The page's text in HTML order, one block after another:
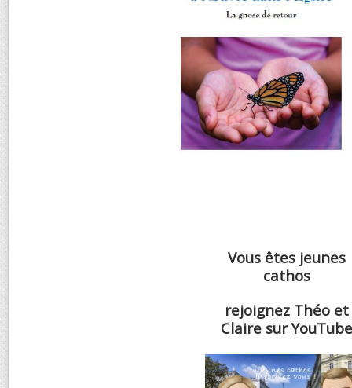
Vous êtes jeunes
cathos
rejoignez Théo et
Claire sur YouTube